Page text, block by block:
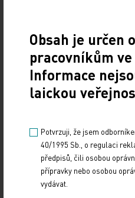
Má mít každý
10. 4. 2026
Obsah je určen
pracovníkům
Informace
laickou
Potvrzuji, že jsem
40/1995 Sb., o regulaci
předpisů, čili osobou
přípravky nebo osobou
vydávat.